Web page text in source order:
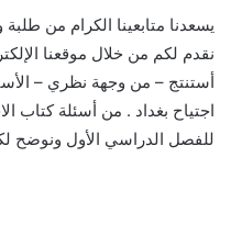
يسعدنا متابعينا الكرام من
نقدم لكم من خلال موقعنا
أستنتج – من وجهة نظري –
اجتياح بغداد . من أسئلة كتاب
للفصل الدراسي الأول ونوضح